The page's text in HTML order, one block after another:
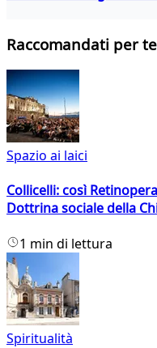
Raccomandati per te
Spazio ai laici
Collicelli: così
Dottrina sociale della
1 min di lettura
Spiritualità